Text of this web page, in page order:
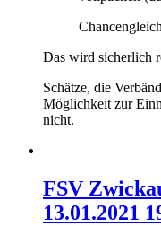
Das wird sicherlich
Schätze, die
Möglichkeit zur
nicht.
FSV
13.01.2021